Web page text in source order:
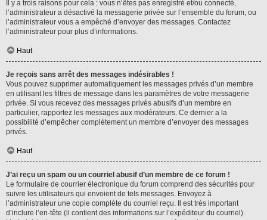
Il y a trois raisons pour cela : vous n’êtes pas enregistré et/ou connecté,
l’administrateur a désactivé la messagerie privée sur l’ensemble du forum, ou
l’administrateur vous a empêché d’envoyer des messages. Contactez
l’administrateur pour plus d’informations.
Haut
Je reçois sans arrêt des messages indésirables !
Vous pouvez supprimer automatiquement les messages privés d’un membre
en utilisant les filtres de message dans les paramètres de votre messagerie
privée. Si vous recevez des messages privés abusifs d’un membre en
particulier, rapportez les messages aux modérateurs. Ce dernier a la
possibilité d’empêcher complètement un membre d’envoyer des messages
privés.
Haut
J’ai reçu un spam ou un courriel abusif d’un membre de ce forum !
Le formulaire de courrier électronique du forum comprend des sécurités pour
suivre les utilisateurs qui envoient de tels messages. Envoyez à
l’administrateur une copie complète du courriel reçu. Il est très important
d’inclure l’en-tête (il contient des informations sur l’expéditeur du courriel).